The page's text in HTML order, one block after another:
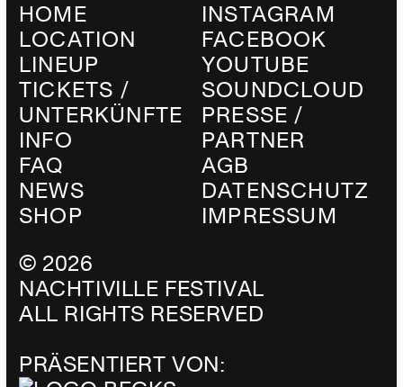
HOME
LOCATION
LINEUP
TICKETS /
UNTERKÜNFTE
INFO
FAQ
NEWS
SHOP
INSTAGRAM
FACEBOOK
YOUTUBE
SOUNDCLOUD
PRESSE /
PARTNER
AGB
DATENSCHUTZ
IMPRESSUM
© 2026
NACHTIVILLE FESTIVAL
ALL RIGHTS RESERVED
PRÄSENTIERT VON: